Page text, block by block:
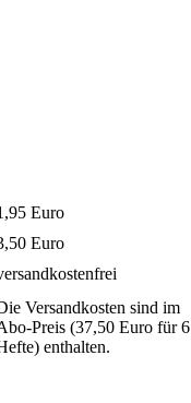
Euro
Euro
Versandkosten sind im
Preis (37,50 Euro für 6
enthalten.